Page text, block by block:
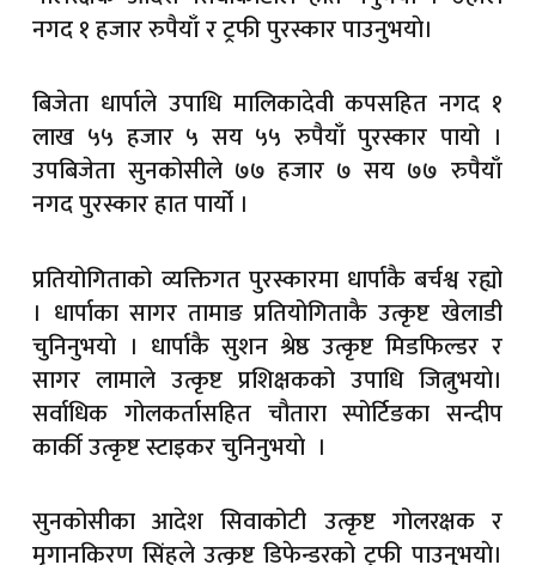
नगद १ हजार रुपैयाँ र ट्रफी पुरस्कार पाउनुभयाे।
बिजेता धार्पाले उपाधि मालिकादेवी कपसहित नगद १
लाख ५५ हजार ५ सय ५५ रुपैयाँ पुरस्कार पायो ।
उपबिजेता सुनकोसीले ७७ हजार ७ सय ७७ रुपैयाँ
नगद पुरस्कार हात पार्यो ।
प्रतियोगिताको व्यक्तिगत पुरस्कारमा धार्पाकै बर्चश्व रह्यो
। धार्पाका सागर तामाङ प्रतियोगिताकै उत्कृष्ट खेलाडी
चुनिनुभयाे । धार्पाकै सुशन श्रेष्ठ उत्कृष्ट मिडफिल्डर र
सागर लामाले उत्कृष्ट प्रशिक्षकको उपाधि जित्नुभयाे।
सर्वाधिक गोलकर्तासहित चौतारा स्पोर्टिङका सन्दीप
कार्की उत्कृष्ट स्टाइकर चुनिनुभयाे ।
सुनकोसीका आदेश सिवाकोटी उत्कृष्ट गोलरक्षक र
मृगानकिरण सिंहले उत्कृष्ट डिफेन्डरको ट्रफी पाउनुभयाे।